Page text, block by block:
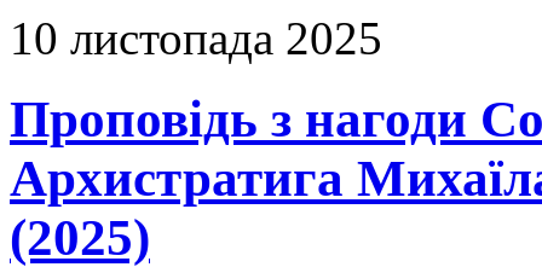
10 листопада 2025
Проповідь з нагоди
Архистратига
(2025)